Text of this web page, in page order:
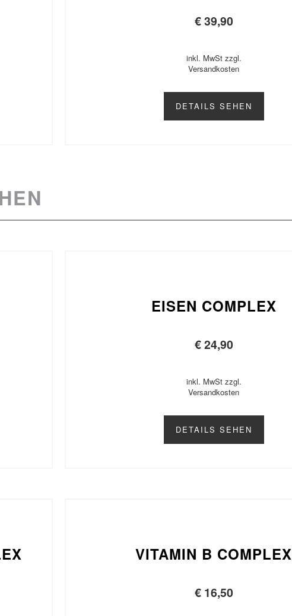
€39,90
inkl. MwSt zzgl.
Versandkosten
DETAILS SEHEN
EISEN COMPLEX
€24,90
inkl. MwSt zzgl.
Versandkosten
DETAILS SEHEN
VITAMIN B COMPLEX
€16,50